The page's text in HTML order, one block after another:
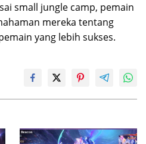
small jungle camp, pemain
mereka tentang
yang lebih sukses.